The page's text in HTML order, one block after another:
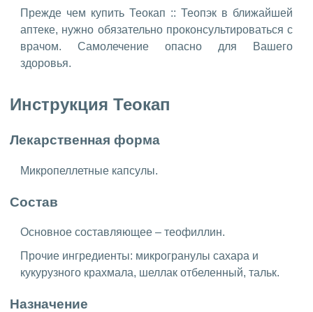
Прежде чем купить Теокап :: Теопэк в ближайшей
аптеке, нужно обязательно проконсультироваться с
врачом. Самолечение опасно для Вашего
здоровья.
Инструкция Теокап
Лекарственная форма
Микропеллетные капсулы.
Состав
Основное составляющее – теофиллин.
Прочие ингредиенты: микрогранулы сахара и
кукурузного крахмала, шеллак отбеленный, тальк.
Назначение